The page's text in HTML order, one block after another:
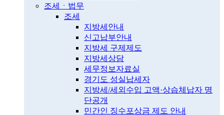
조세ㆍ법무
조세
지방세안내
신고납부안내
지방세 구제제도
지방세상담
세무정보자료실
경기도 성실납세자
지방세/세외수입 고액·상습체납자 명
단공개
민간인 징수포상금 제도 안내